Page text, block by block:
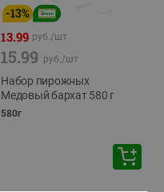
-13%
13.99 руб./шт
15.99 руб./шт
Набор пирожных
Медовый бархат 580 г
580г